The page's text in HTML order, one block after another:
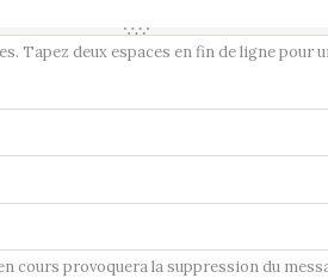
Tapez deux espaces en fin de ligne pour
cours provoquera la suppression du